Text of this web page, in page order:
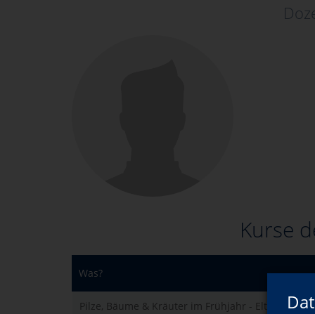
Kurse
Was?
Pilze, Bäume & Kräuter im Frühjahr - Eltern-Kind-